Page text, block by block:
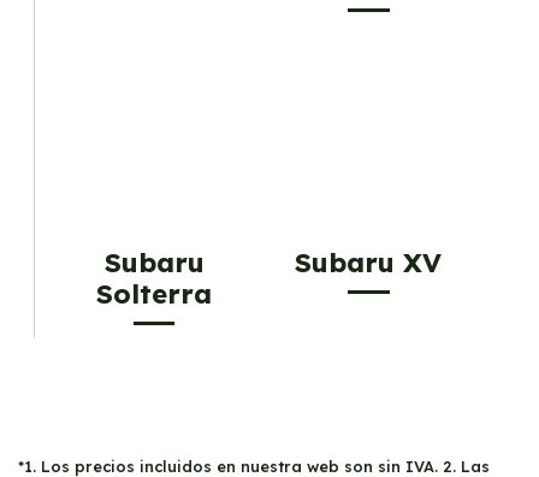
Subaru
Solterra
Subaru XV
*1. Los precios incluidos en nuestra web son sin IVA. 2. Las